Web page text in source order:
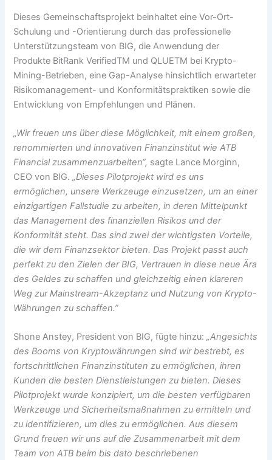
Dieses Gemeinschaftsprojekt beinhaltet eine Vor-Ort-
Schulung und -Orientierung durch das professionelle
Unterstützungsteam von BIG, die Anwendung der
Produkte BitRank VerifiedTM und QLUETM bei Krypto-
Mining-Betrieben, eine Gap-Analyse hinsichtlich erwarteter
Risikomanagement- und Konformitätspraktiken sowie die
Entwicklung von Empfehlungen und Plänen.
„Wir freuen uns über diese Möglichkeit, mit einem großen,
renommierten und innovativen Finanzinstitut wie ATB
Financial zusammenzuarbeiten“, sagte Lance Morginn,
CEO von BIG.„Dieses Pilotprojekt wird es uns
ermöglichen, unsere Werkzeuge einzusetzen, um an einer
einzigartigen Fallstudie zu arbeiten, in deren Mittelpunkt
das Management des finanziellen Risikos und der
Konformität steht. Das sind zwei der wichtigsten Vorteile,
die wir dem Finanzsektor bieten. Das Projekt passt auch
perfekt zu den Zielen der BIG, Vertrauen in diese neue Ära
des Geldes zu schaffen und gleichzeitig einen klareren
Weg zur Mainstream-Akzeptanz und Nutzung von Krypto-
Währungen zu schaffen.”
Shone Anstey, President von BIG, fügte hinzu:„Angesichts
des Booms von Kryptowährungen sind wir bestrebt, es
fortschrittlichen Finanzinstituten zu ermöglichen, ihren
Kunden die besten Dienstleistungen zu bieten. Dieses
Pilotprojekt wurde konzipiert, um die besten verfügbaren
Werkzeuge und Sicherheitsmaßnahmen zu ermitteln und
zu identifizieren, um dies zu ermöglichen. Aus diesem
Grund freuen wir uns auf die Zusammenarbeit mit dem
Team von ATB beim bis dato beschriebenen